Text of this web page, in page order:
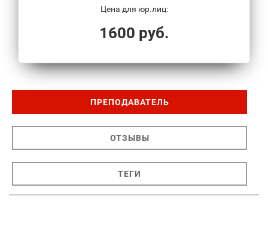
Цена для юр.лиц:
1600 руб.
ПРЕПОДАВАТЕЛЬ
ОТЗЫВЫ
ТЕГИ